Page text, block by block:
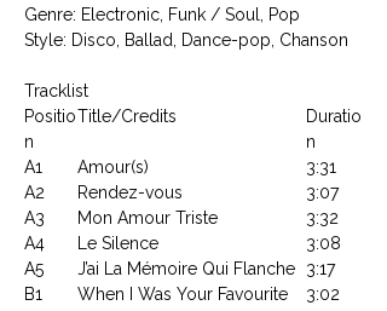
Genre: Electronic, Funk / Soul, Pop
Style: Disco, Ballad, Dance-pop, Chanson
Tracklist
Positio
n
Title/Credits
Duratio
n
A1
Amour(s)
3:31
A2
Rendez-vous
3:07
A3
Mon Amour Triste
3:32
A4
Le Silence
3:08
A5
J’ai La Mémoire Qui Flanche
3:17
B1
When I Was Your Favourite
3:02